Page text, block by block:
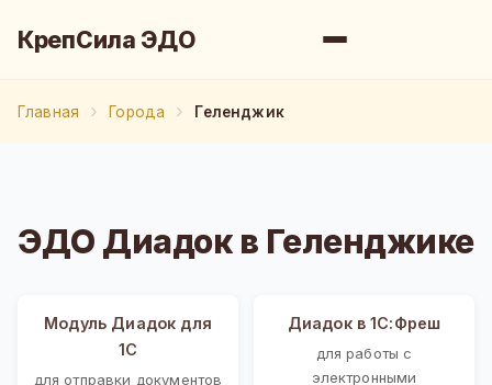
КрепСила ЭДО
Главная Города Геленджик
ЭДО Диадок в Геленджике
Модуль Диадок для
1С
для отправки документов
Диадок в 1С:Фреш
для работы с
электронными